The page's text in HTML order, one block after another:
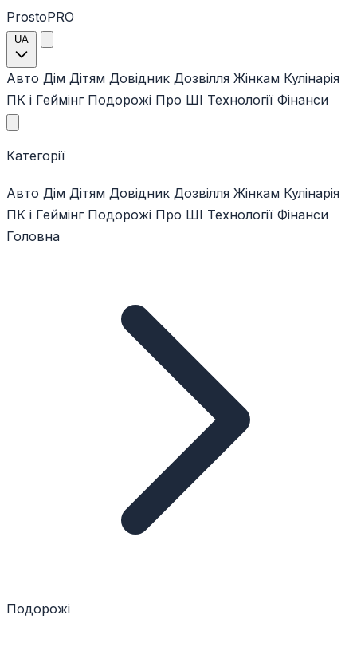
ProstoPRO
UA
Авто Дім Дітям Довідник Дозвілля Жінкам Кулінарія
ПК і Геймінг Подорожі Про ШІ Технології Фінанси
Категорії
Авто Дім Дітям Довідник Дозвілля Жінкам Кулінарія
ПК і Геймінг Подорожі Про ШІ Технології Фінанси
Головна
Подорожі